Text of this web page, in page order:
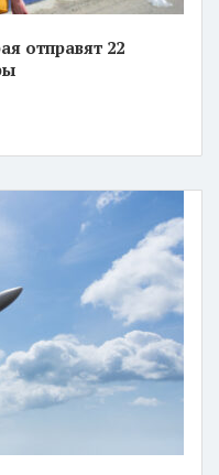
отправят 22